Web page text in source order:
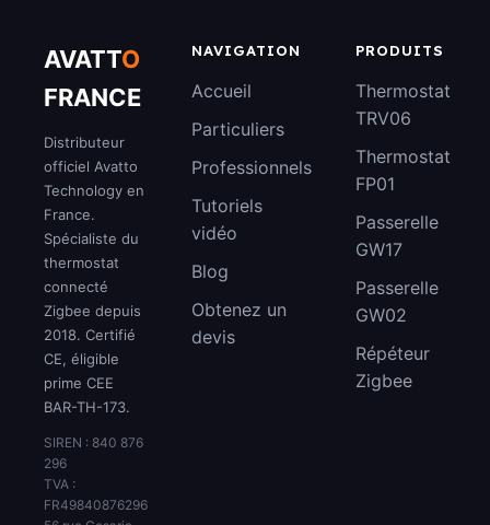
AVATTO
FRANCE
Distributeur
officiel Avatto
Technology en
France.
Spécialiste du
thermostat
connecté
Zigbee depuis
2018. Certifié
CE, éligible
prime CEE
BAR-TH-173.
SIREN : 840 876
296
TVA :
FR49840876296
NAVIGATION
Accueil
Particuliers
Professionnels
Tutoriels
vidéo
Blog
Obtenez un
devis
PRODUITS
Thermostat
TRV06
Thermostat
FP01
Passerelle
GW17
Passerelle
GW02
Répéteur
Zigbee